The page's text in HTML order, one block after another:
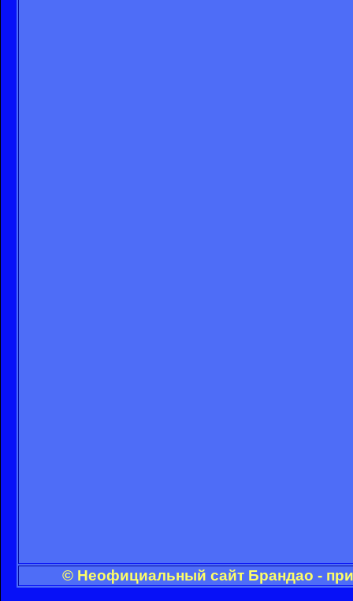
© Неофициальный сайт Брандао -